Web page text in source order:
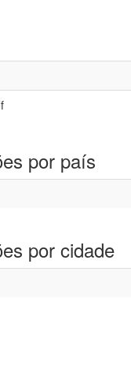
por país
por cidade